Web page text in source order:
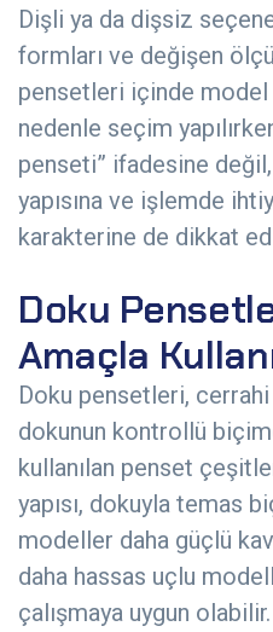
Dişli ya da dişsiz
formları ve değişen
pensetleri içinde model
nedenle seçim
penseti” ifadesine
yapısına ve işlemde
karakterine de dikkat
Doku
Amaçla
Doku pensetleri, cerrahi
dokunun kontrollü
kullanılan penset
yapısı, dokuyla temas
modeller daha güçlü
daha hassas uçlu
çalışmaya uygun olabilir.